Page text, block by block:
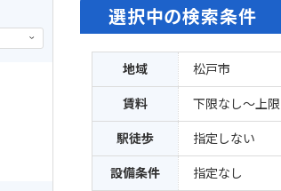
選択中の検索条件
地域
松戸市
賃料
下限なし～上
駅徒歩
指定しない
設備条件
指定なし